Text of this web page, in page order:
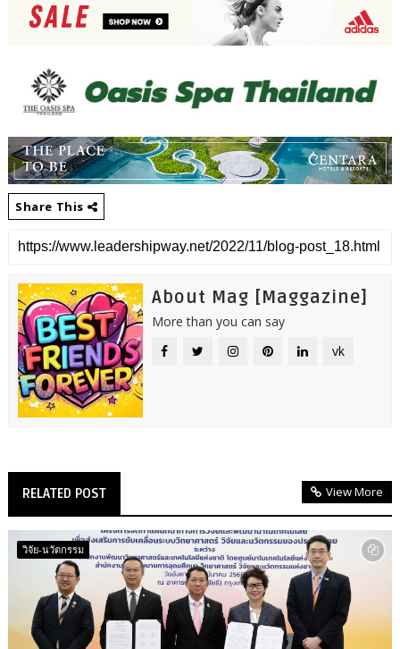
Share This
About Mag [Maggazine]
More than you can say
vk
RELATED POST View More
วิจัย-นวัตกรรม